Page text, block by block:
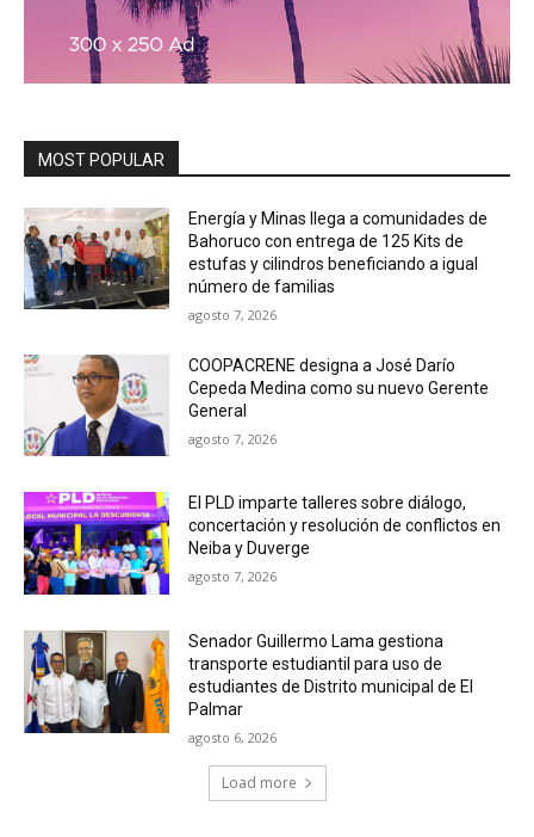
MOST POPULAR
Energía y Minas llega a comunidades de
Bahoruco con entrega de 125 Kits de
estufas y cilindros beneficiando a igual
número de familias
agosto 7, 2026
COOPACRENE designa a José Darío
Cepeda Medina como su nuevo Gerente
General
agosto 7, 2026
El PLD imparte talleres sobre diálogo,
concertación y resolución de conflictos en
Neiba y Duverge
agosto 7, 2026
Senador Guillermo Lama gestiona
transporte estudiantil para uso de
estudiantes de Distrito municipal de El
Palmar
agosto 6, 2026
Load more